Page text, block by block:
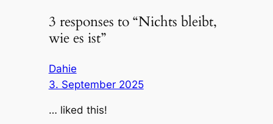
3 responses to “Nichts bleibt,
wie es ist”
Dahie
3. September 2025
… liked this!